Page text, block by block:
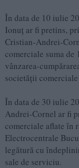
În data de 10 iulie
Ionuţ ar fi pretins,
Cristian-Andrei-
comerciale suma de
vânzarea-
societății
În data de 30 iulie
Andrei-Cornel ar fi
comerciale aflate în
Electrocentrale
legătură cu
sale de serviciu.